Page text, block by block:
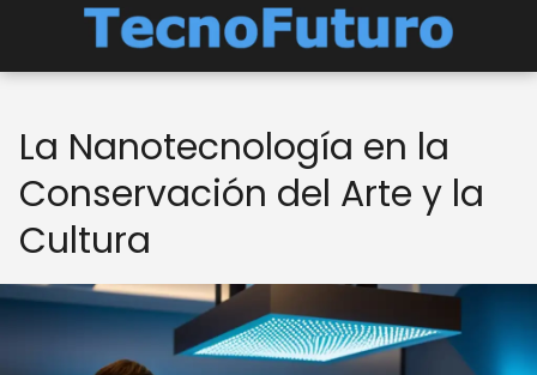
La Nanotecnología en la
Conservación del Arte y la
Cultura